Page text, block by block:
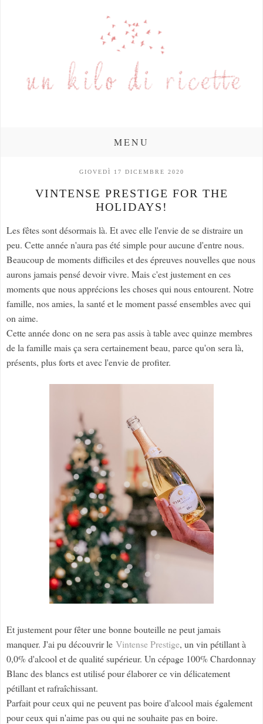
MENU
GIOVEDÌ 17 DICEMBRE 2020
VINTENSE PRESTIGE FOR THE
HOLIDAYS!
Les fêtes sont désormais là. Et avec elle l'envie de se distraire un
peu. Cette année n'aura pas été simple pour aucune d'entre nous.
Beaucoup de moments difficiles et des épreuves nouvelles que nous
aurons jamais pensé devoir vivre. Mais c'est justement en ces
moments que nous apprécions les choses qui nous entourent. Notre
famille, nos amies, la santé et le moment passé ensembles avec qui
on aime.
Cette année donc on ne sera pas assis à table avec quinze membres
de la famille mais ça sera certainement beau, parce qu'on sera là,
présents, plus forts et avec l'envie de profiter.
Et justement pour fêter une bonne bouteille ne peut jamais
manquer. J'ai pu découvrir le Vintense Prestige, un vin pétillant à
0,0% d'alcool et de qualité supérieur. Un cépage 100% Chardonnay
Blanc des blancs est utilisé pour élaborer ce vin délicatement
pétillant et rafraîchissant.
Parfait pour ceux qui ne peuvent pas boire d'alcool mais également
pour ceux qui n'aime pas ou qui ne souhaite pas en boire.